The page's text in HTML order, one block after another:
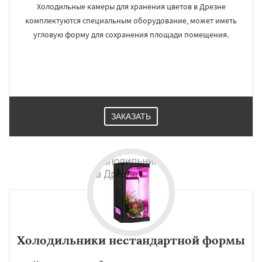
Холодильные камеры для хранения цветов в Дрезне
комплектуются специальным оборудование, может иметь
угловую форму для сохранения площади помещения.
ЗАКАЗАТЬ
Холодильники нестандартной формы